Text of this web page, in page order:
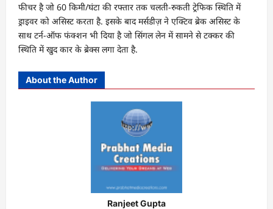
फीचर है जो 60 किमी/घंटा की रफ्तार तक चलती-रुकती ट्रेफिक स्थिति में
ड्राइवर को असिस्ट करता है. इसके बाद मर्सडीज़ ने एक्टिव ब्रेक असिस्ट के
साथ टर्न-ऑफ फंक्शन भी दिया है जो सिंगल लेन में सामने से टक्कर की
स्थिति में खुद कार के ब्रेक्स लगा देता है.
About the Author
Ranjeet Gupta